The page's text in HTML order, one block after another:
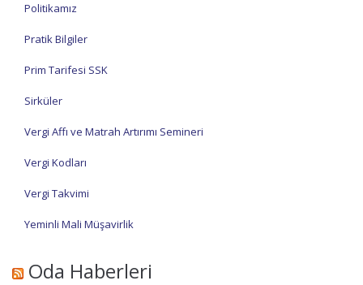
Politikamız
Pratik Bilgiler
Prim Tarifesi SSK
Sirküler
Vergi Affı ve Matrah Artırımı Semineri
Vergi Kodları
Vergi Takvimi
Yeminli Mali Müşavirlik
Oda Haberleri